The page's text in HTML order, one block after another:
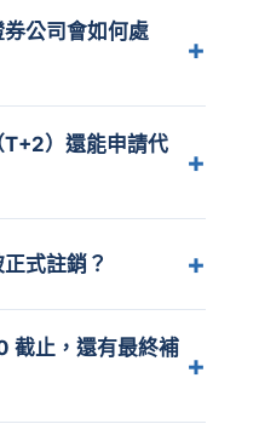
公司會如何處
）還能申請代
式註銷？
截止，還有最終補